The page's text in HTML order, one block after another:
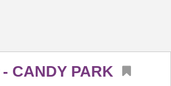
CANDY PARK